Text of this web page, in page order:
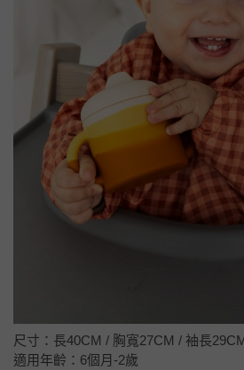
尺寸：長40CM / 胸寬27CM / 袖長
適用年齡：6個月-2歲